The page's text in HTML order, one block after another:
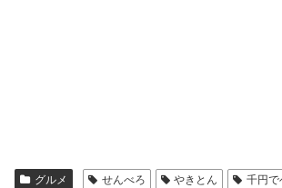
グルメ せんべろ やきとん 千円で